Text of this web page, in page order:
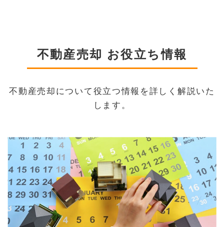
不動産売却 お役立ち情報
不動産売却について役立つ情報を詳しく解説いた
します。